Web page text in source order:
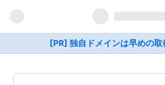
[PR] 独自ドメインは早めの取